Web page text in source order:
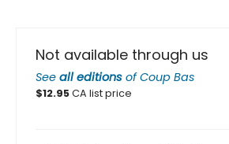
Not available through us
See all editions ofCoup Bas
$12.95CA list price